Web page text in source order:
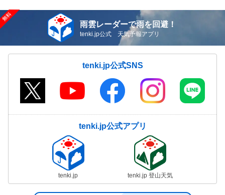
雨雲レーダーで雨を回避！
tenki.jp公式 天気予報アプリ
tenki.jp公式SNS
tenki.jp公式アプリ
tenki.jp tenki.jp 登山天気